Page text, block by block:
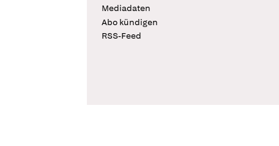
Mediadaten
Abo kündigen
RSS-Feed